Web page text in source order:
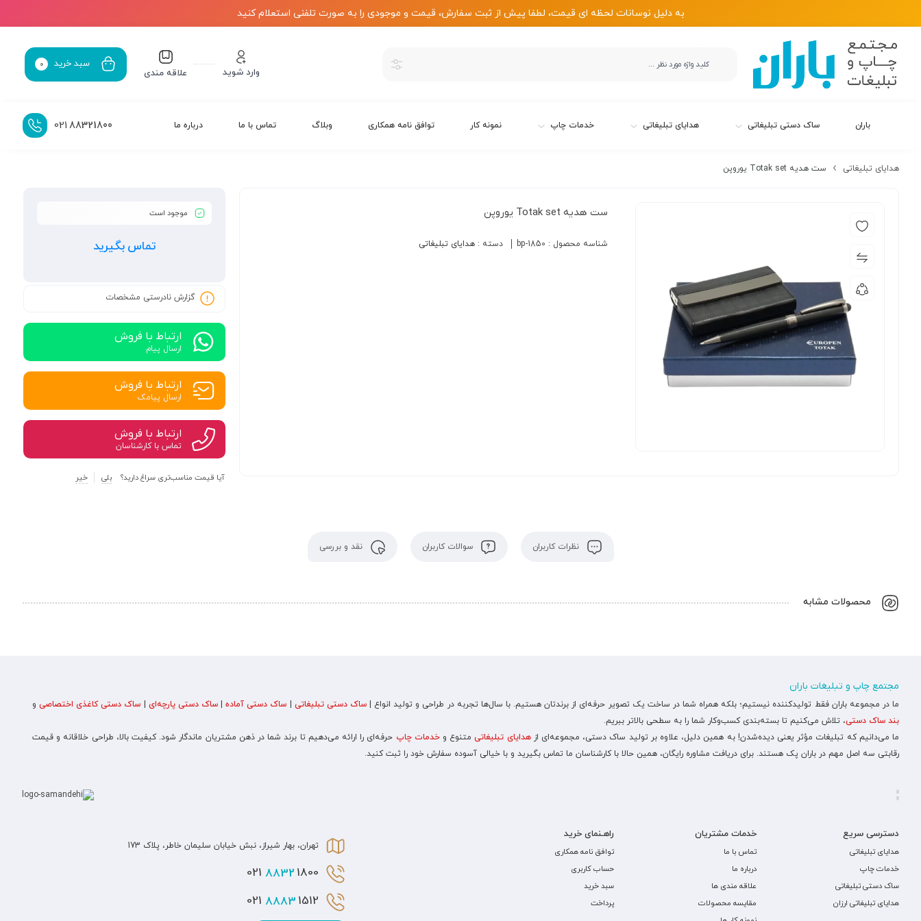
به دلیل نوسانات لحظه ای قیمت، لطفا پیش از ثبت سفارش، قیمت و موجودی را به صورت تلفنی استعلام کنید
وارد شوید علاقه مندی
سبد خرید 0
باران ساک دستی تبلیغاتی هدایای تبلیغاتی خدمات چاپ نمونه کار توافق نامه همکاری وبلاگ تماس با ما درباره ما 88321800
021
هدایای تبلیغاتی ست هدیه Totak set یوروپن
ست هدیه Totak set یوروپن
شناسه محصول : bp-1850 دسته : هدایای تبلیغاتی
موجود است
تماس بگیرید
گزارش نادرستی مشخصات
ارتباط با فروش
ارسال پیام
ارتباط با فروش
ارسال پیامک
ارتباط با فروش
تماس با کارشناسان
آیا قیمت مناسب‌تری سراغ دارید؟ بلی خیر
نظرات کاربران سوالات کاربران نقد و بررسی
محصولات مشابه
مجتمع چاپ و تبلیغات باران
ما در مجموعه باران فقط تولیدکننده نیستیم؛ بلکه همراه شما در ساخت یک تصویر حرفه‌ای از برندتان هستیم. با سال‌ها تجربه در طراحی و تولید انواع |ساک دستی تبلیغاتی ساک دستی آماده|ساک دستی پارچه‌ای ساک دستی کاغذی اختصاصیو
بند ساک دستی، تلاش می‌کنیم تا بسته‌بندی کسب‌وکار شما را به سطحی بالاتر ببریم.
ما می‌دانیم که تبلیغات مؤثر یعنی دیده‌شدن! به همین دلیل، علاوه بر تولید ساک دستی، مجموعه‌ای ازهدایای تبلیغاتیمتنوع وخدمات چاپ حرفه‌ای را ارائه می‌دهیم تا برند شما در ذهن مشتریان ماندگار شود. کیفیت بالا، طراحی خلاقانه و قیمت
رقابتی سه اصل مهم در باران پک هستند. برای دریافت مشاوره رایگان، همین حالا با کارشناسان ما تماس بگیرید و با خیالی آسوده سفارش خود را ثبت کنید.
دسترسی سریع
هدایای تبلیغاتی
خدمات چاپ
ساک دستی تبلیغاتی
هدایای تبلیغاتی ارزان
خدمات مشتریان
تماس با ما
درباره ما
علاقه مندی ها
مقایسه محصولات
راهـنمای خرید
توافق نامه همکاری
حساب کاربری
سبد خرید
پرداخت
تهران، بهار شیراز، نبش خیابان سلیمان خاطر، پلاک 173
8832 1800 021
8883 1512 021